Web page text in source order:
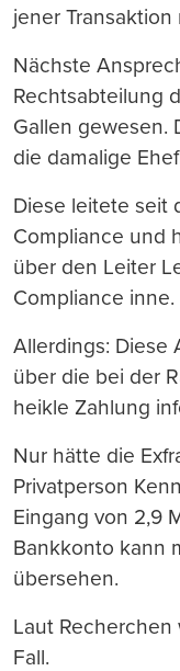
jener
Nächste
Rechtsabteilung
Gallen gewesen.
die damalige
Diese leitete seit
Compliance und
über den Leiter
Compliance inne.
Allerdings: Diese
über die bei der
heikle Zahlung
Nur hätte die
Privatperson
Eingang von 2,9
Bankkonto kann
übersehen.
Laut
Fall.